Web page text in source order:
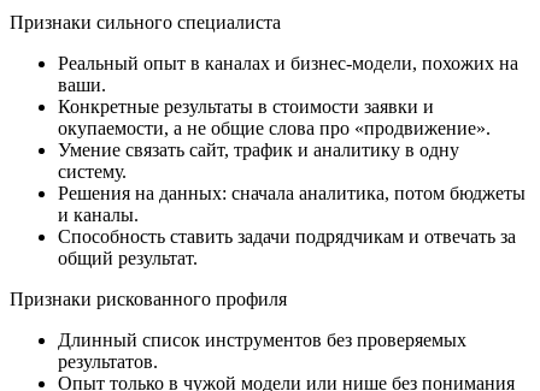
Признаки сильного специалиста
Реальный опыт в каналах и бизнес-модели, похожих на
ваши.
Конкретные результаты в стоимости заявки и
окупаемости, а не общие слова про «продвижение».
Умение связать сайт, трафик и аналитику в одну
систему.
Решения на данных: сначала аналитика, потом бюджеты
и каналы.
Способность ставить задачи подрядчикам и отвечать за
общий результат.
Признаки рискованного профиля
Длинный список инструментов без проверяемых
результатов.
Опыт только в чужой модели или нише без понимания